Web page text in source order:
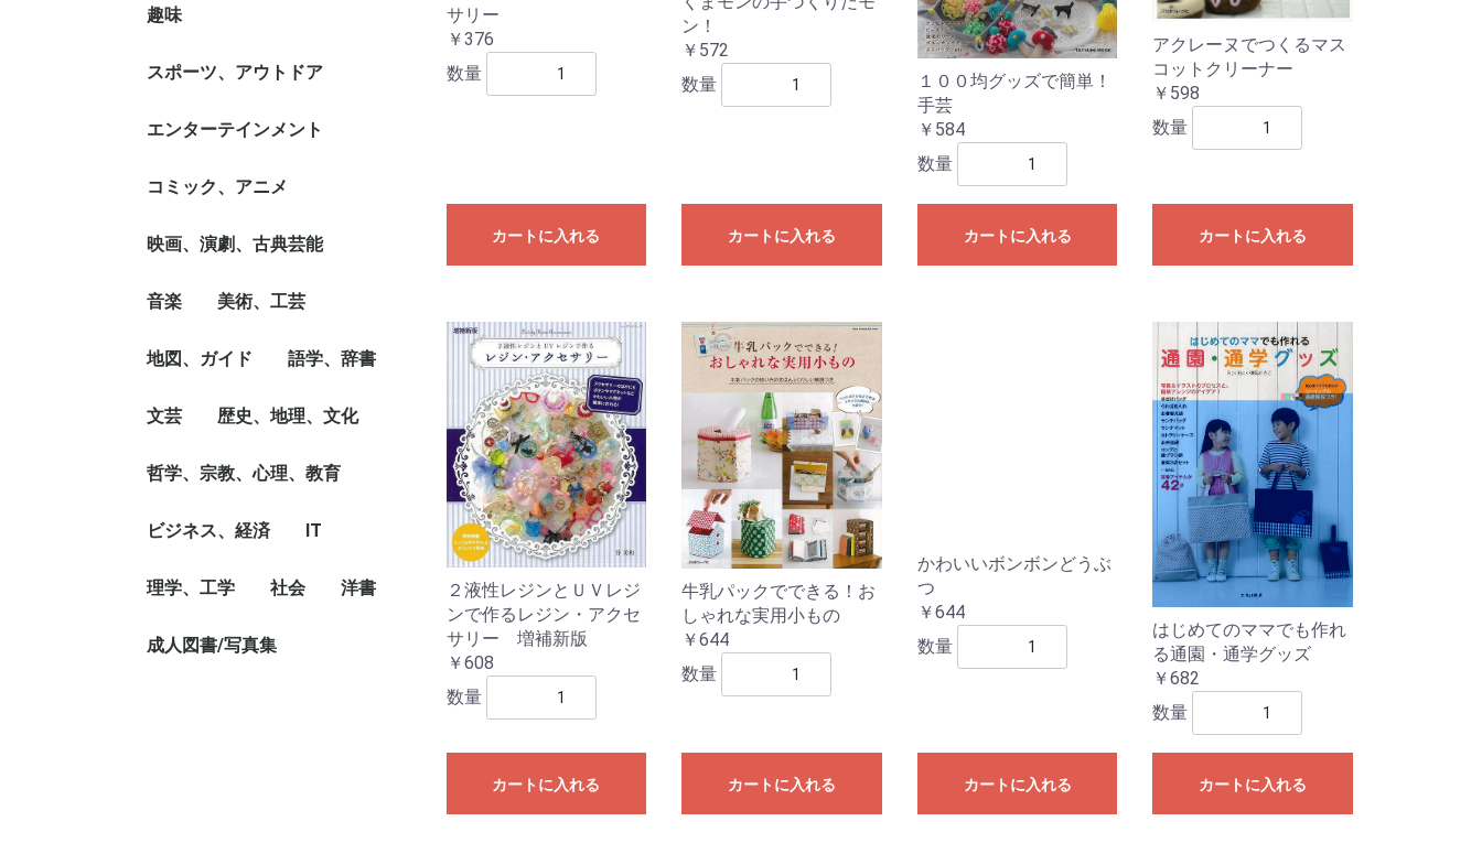
洋裁
和裁
ベビー服、子ども服
バッグ、袋物
刺繍、キルト、ステッ
編み物
その他手芸
レザー/ウッド/ペーパ
フェルト・クラフト、
その他クラフト
ペインティング
アート・フラワー
押し花
ラッピング、デコレー
折り紙、塗り絵
その他ハンド・クラフ
書道、書画、書道具、
舞踊、バレエ、ダンス
趣味
カラオケ、歌本
カメラ、ビデオ、オー
模型、ラジコン、フィ
工作
イラスト、カット
鉄道
飛行機・船舶
ミリタリー
ギャンブル
カード・ゲーム、マジ
囲碁、将棋、麻雀、ボ
ゲーム攻略本
コレクション、収集
占い、運勢
ナンプレ
パズル、脳トレ
自動車、オートバイ
その他趣味
スポーツ、アウトドア
球技
ゴルフ
アスリート競技
マリン・スポーツ
ウィンター・スポーツ
サイクリング、自転車
トレーニング、ランニ
武道、格闘技
アウトドア
釣り
登山
その他スポーツ/アウ
エンターテインメント
エンターテインメント
サブ・カルチャー
タレント、ミュージシ
雑学
精神世界
超常、オカルト
コミック、アニメ
コミック、劇画
アニメ
コミック技法
コミック/アニメ関連
ライト・ノベル
映画、演劇、古典芸能
映画
演劇
古典芸能
音楽
クラシック
ロック、ジャズ、ポッ
ワールド・ミュージッ
音楽教本、曲集、スコ
音楽理論/評論、音楽
音楽/楽器入門書
美術、工芸
作品集
絵画技法書
美術評論、美術史、作
デザイン
建築デザイン、建築遺
彫刻、工芸、陶芸
写真技法/テクニック
写真集・写真家
その他美術、工芸
地図、ガイド
旅行/ドライブ・ガイ
グルメ・ガイド
旅行会話
その他目的別ガイド、
一般地図
その他目的別地図
語学、辞書
英語
各国語
日本語、国語学
語学読み物/エッセイ
語学辞典・辞書
その他辞典・事典
文芸
ノベルス、近・現代小
歴史、時代小説
古典国文学
詩、詩集
短歌、俳句
海外文学、評論、作
SF、ミステリー、ホ
紀行、エッセイ
ノン・フィクション、
大人の絵本、イラスト
文芸評論、作家・作品
ブック・ガイド、出版
歴史、地理、文化
日本史、評伝
世界史、東洋史、評伝
地理、地誌、各国事情
文化、民族、風習
戦争、戦史
哲学、宗教、心理、教育
哲学、思想
宗教、信仰、神話
心理
教育
ビジネス、経済
ビジネス読み物、経営
経営、経営理論・法
ビジネス・スキル
自己啓発
就職、資格
マネー・プラン
金融、通貨
経済、経済理論
国際経済/貿易
IT
パソコン、ソフト、ネ
モバイル
理学、工学
科学、化学、物理、数
地球、天文、気象
生物、動物、生命科学
植物、農学
土木/建築工学
機械/金属/化学工学
電気/電子工学
その他理学、工学
社会
社会、社会問題
環境、エネルギー問
国際問題、領土問題、
政治、外交、行政
法律
洋書
映画/音楽/美術洋書
成人図書/写真集
サリー
￥376
数量
カートに入れる
ン！
￥572
数量
カートに入れる
１００均グッズで簡単！
手芸
￥584
数量
カートに入れる
アクレーヌでつくるマス
コットクリーナー
￥598
数量
カートに入れる
２液性レジンとＵＶレジ
ンで作るレジン・アクセ
サリー 増補新版
￥608
数量
カートに入れる
牛乳パックでできる！お
しゃれな実用小もの
￥644
数量
カートに入れる
かわいいボンボンどうぶ
つ
￥644
数量
カートに入れる
はじめてのママでも作れ
る通園・通学グッズ
￥682
数量
カートに入れる